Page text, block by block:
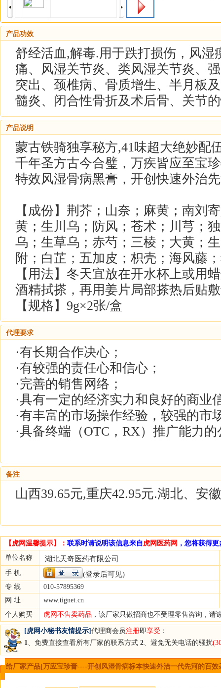
产品功效
舒经活血,解毒.用于跌打损伤，风湿
痛、风湿关节炎、类风湿关节炎、
突出、颈椎病、骨质增生、半月板
髓炎、闭合性骨折及术后骨、关节
产品说明
蒙古铁骑独享秘方,41味超大绝妙配
千年圣方古今合璧，万疾皆应至宝
特效风湿骨病黑膏，开创快速外治
【成份】荆芥；山奈；麻黄；南刘
黄；生川乌；防风；苍术；川芎；
乌；生草乌；赤芍；三棱；大黄；
附；白芷；五加皮；枳壳；海风藤
【用法】冬天宜放在开水杯上或用
酒精拭搽，再用姜片局部搽热后贴
【规格】9g×2张/盒
代理要求
·有长期合作决心；
·有较强的责任心和信心；
·完善的销售网络；
·具有一定的经济实力和良好的商业
·有丰富的市场操作经验，较强的市
·具备终端（OTC，RX）推广能力
备注
山西39.65元,重庆42.95元.湖北、安
【虎网温馨提示】： 联系时请说明该信息来自虎网医药网 ，您将获得
单位名称
湖北天奇医药有限公司
手 机 (登录后可见)
专 线
010-57895369
网 址
www.tignet.cn
个人购买
虎网不售卖药品 ，该厂家只做招商也不受理零售咨询，请
[虎网小秘书友情提示] 代理商会员注册即享受 ：
1、免费直接查看所有厂家的联系方式 2、避免无关电话的骚扰
给厂家产品[万应宝珍膏----开创风湿骨病标本快速外治一代先河的百效